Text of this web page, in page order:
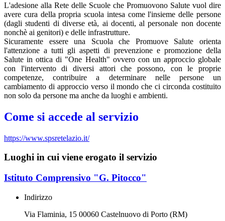
L'adesione alla Rete delle Scuole che Promuovono Salute vuol dire
avere cura della propria scuola intesa come l'insieme delle persone
(dagli studenti di diverse età, ai docenti, al personale non docente
nonchè ai genitori) e delle infrastrutture.
Sicuramente essere una Scuola che Promuove Salute orienta
l'attenzione a tutti gli aspetti di prevenzione e promozione della
Salute in ottica di "One Health" ovvero con un approccio globale
con l'intervento di diversi attori che possono, con le proprie
competenze, contribuire a determinare nelle persone un
cambiamento di approccio verso il mondo che ci circonda costituito
non solo da persone ma anche da luoghi e ambienti.
Come si accede al servizio
https://www.spsretelazio.it/
Luoghi in cui viene erogato il servizio
Istituto Comprensivo "G. Pitocco"
Indirizzo
Via Flaminia, 15 00060 Castelnuovo di Porto (RM)